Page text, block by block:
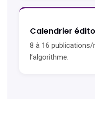
Calendrier
8 à 16
l’algorithme.